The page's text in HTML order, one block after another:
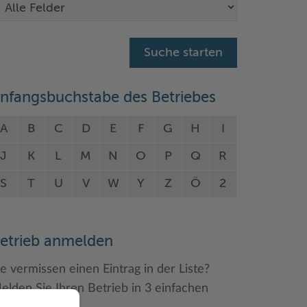
des Betriebes
A B C D E F G H
J K L M N O P Q R
S T U V W Y Z Ö 2
anmelden
vermissen einen Eintrag in der Liste?
Sie Ihren Betrieb in 3 einfachen